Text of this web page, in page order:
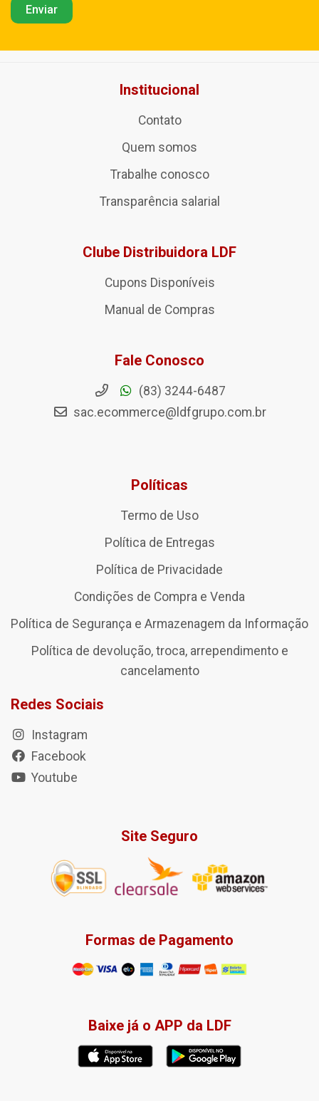
Institucional
Contato
Quem somos
Trabalhe conosco
Transparência salarial
Clube Distribuidora LDF
Cupons Disponíveis
Manual de Compras
Fale Conosco
(83) 3244-6487
sac.ecommerce@ldfgrupo.com.br
Políticas
Termo de Uso
Política de Entregas
Política de Privacidade
Condições de Compra e Venda
Política de Segurança e Armazenagem da Informação
Política de devolução, troca, arrependimento e
cancelamento
Redes Sociais
Instagram
Facebook
Youtube
Site Seguro
Formas de Pagamento
Baixe já o APP da LDF